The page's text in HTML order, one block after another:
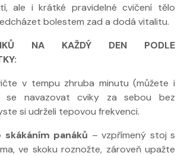
ale i krátké pravidelné cvičení tělo
bolestem zad a dodá vitalitu.
NA KAŽDÝ DEN PODLE
v tempu zhruba minutu (můžete i
se navazovat cviky za sebou bez
si udrželi tepovou frekvenci.
skákáním panáků – vzpřímený stoj s
ve skoku roznožte, zároveň upažte